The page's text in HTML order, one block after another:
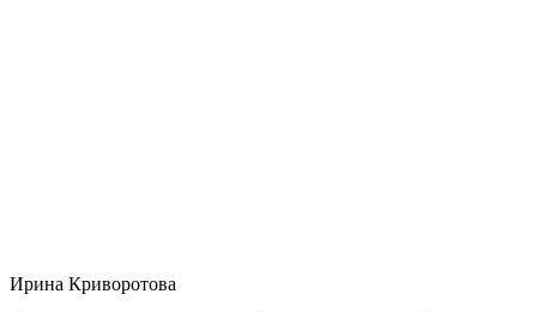
Ирина Криворотова